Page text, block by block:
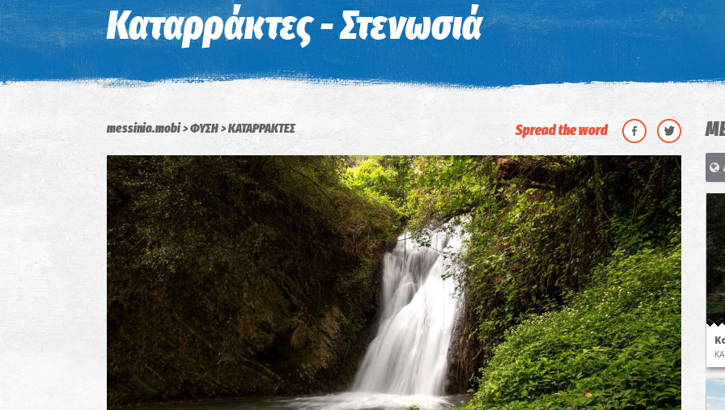
Καταρράκτες - Στενωσιά
messinia.mobi ΦΥΣΗ ΚΑΤΑΡΡΑΚΤΕΣ Spread the word